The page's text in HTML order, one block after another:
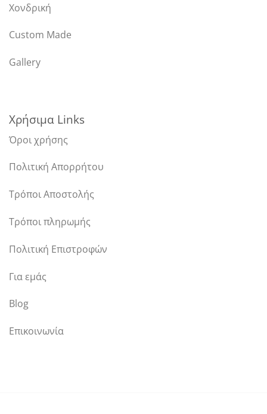
Χονδρική
Custom Made
Gallery
Χρήσιμα Links
Όροι χρήσης
Πολιτική Απορρήτου
Τρόποι Αποστολής
Τρόποι πληρωμής
Πολιτική Επιστροφών
Για εμάς
Blog
Επικοινωνία